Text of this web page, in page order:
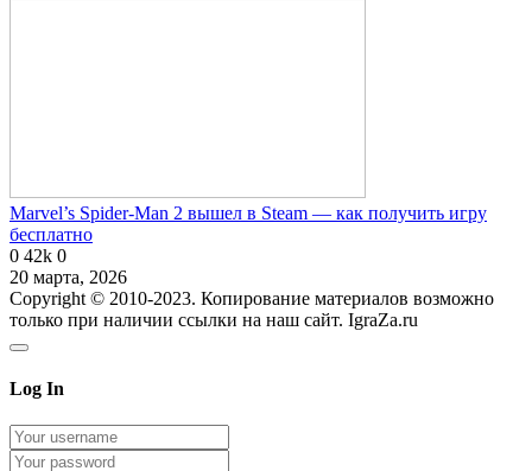
Marvel’s Spider-Man 2 вышел в Steam — как получить игру
бесплатно
0 42k 0
20 марта, 2026
Copyright © 2010-2023. Копирование материалов возможно
только при наличии ссылки на наш сайт. IgraZa.ru
Log In